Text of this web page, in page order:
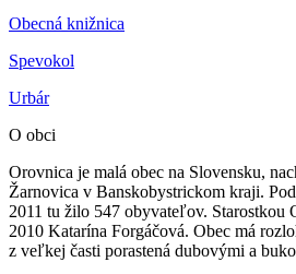
Obecná knižnica
Spevokol
Urbár
O obci
Orovnica je malá obec na Slovensku,
Žarnovica v Banskobystrickom kraji.
2011 tu žilo 547 obyvateľov. Starostkou
2010 Katarína Forgáčová. Obec má
z veľkej časti porastená dubovými a